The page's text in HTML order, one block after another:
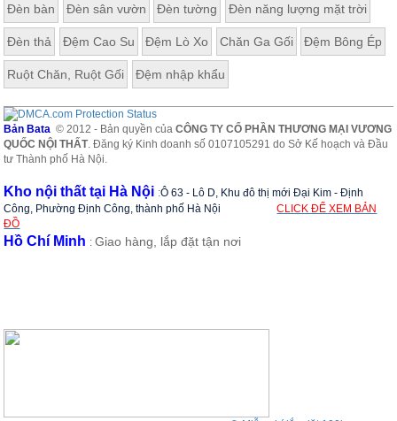
Đèn bàn Đèn sân vườn Đèn tường Đèn năng lượng mặt trời
Đèn thả Đệm Cao Su Đệm Lò Xo Chăn Ga Gối Đệm Bông Ép
Ruột Chăn, Ruột Gối Đệm nhập khẩu
Bản Bata © 2012 - Bản quyền củaCÔNG TY CỔ PHẦN THƯƠNG MẠI VƯƠNG
QUỐC NỘI THẤT. Đăng ký Kinh doanh số 0107105291 do Sở Kế hoạch và Đầu
tư Thành phố Hà Nội.
Kho nội thất tại Hà Nội :Ô 63 - Lô D, Khu đô thị mới Đại Kim - Định
Công, Phường Định Công, thành phố Hà Nội
CLICK ĐỂ XEM BẢN
ĐỒ
Hồ Chí Minh :Giao hàng, lắp đặt tận nơi